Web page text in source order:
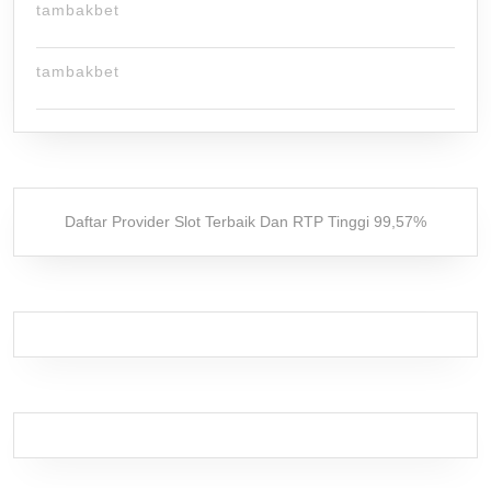
tambakbet
tambakbet
Daftar Provider Slot Terbaik Dan RTP Tinggi 99,57%